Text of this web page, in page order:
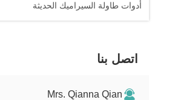
أدوات طاولة السيراميك الحديثة
اتصل بنا
Mrs. Qianna Qian